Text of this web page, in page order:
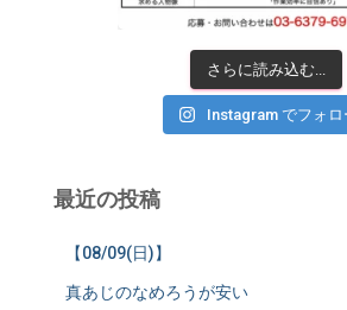
さらに読み込む...
Instagram でフォロ
最近の投稿
【08/09(日)】
真あじのなめろうが安い